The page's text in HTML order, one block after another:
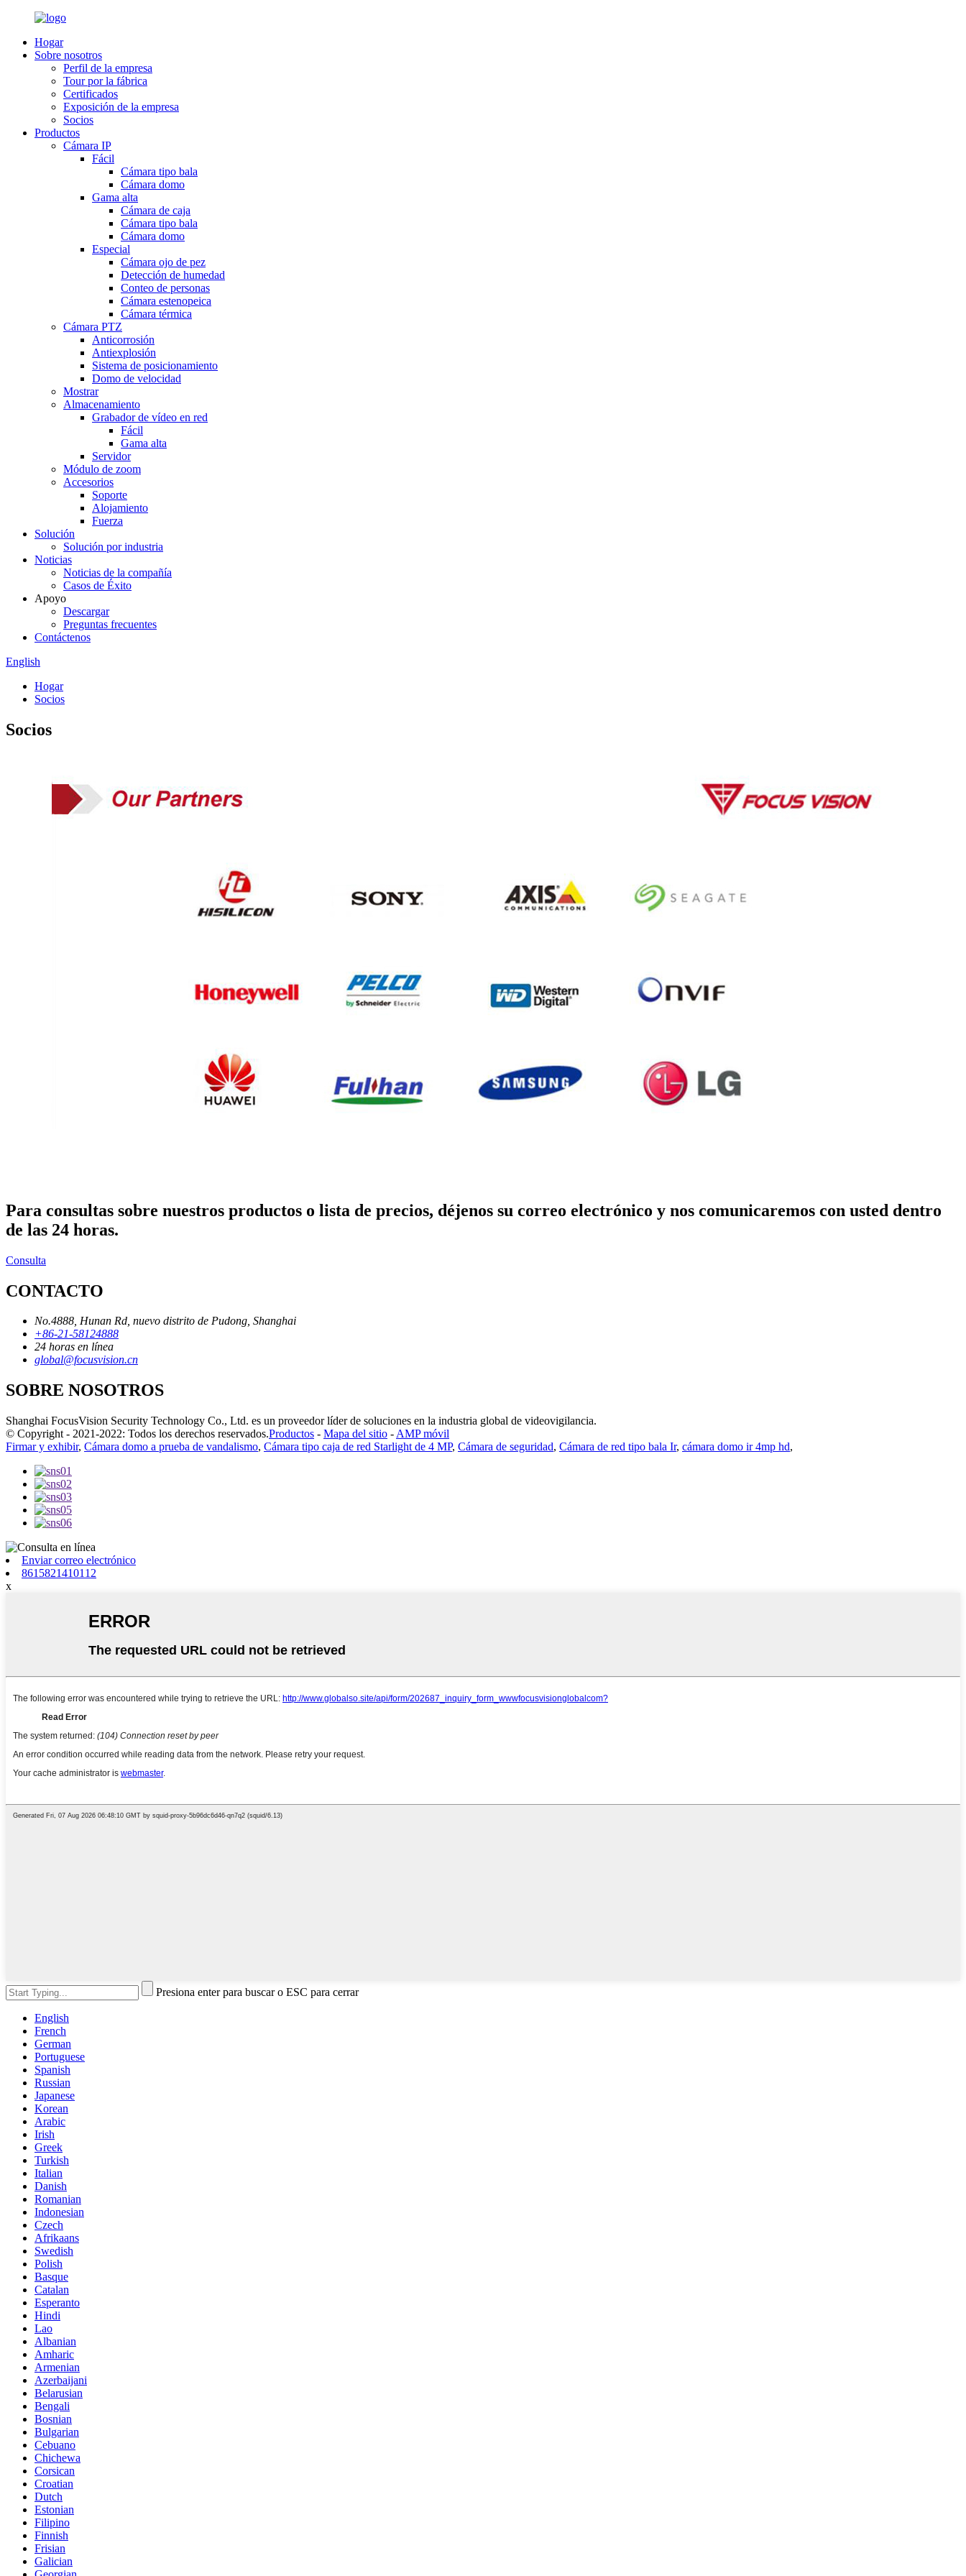
Hogar
Sobre nosotros
Perfil de la empresa
Tour por la fábrica
Certificados
Exposición de la empresa
Socios
Productos
Cámara IP
Fácil
Cámara tipo bala
Cámara domo
Gama alta
Cámara de caja
Cámara tipo bala
Cámara domo
Especial
Cámara ojo de pez
Detección de humedad
Conteo de personas
Cámara estenopeica
Cámara térmica
Cámara PTZ
Anticorrosión
Antiexplosión
Sistema de posicionamiento
Domo de velocidad
Mostrar
Almacenamiento
Grabador de vídeo en red
Fácil
Gama alta
Servidor
Módulo de zoom
Accesorios
Soporte
Alojamiento
Fuerza
Solución
Solución por industria
Noticias
Noticias de la compañía
Casos de Éxito
Apoyo
Descargar
Preguntas frecuentes
Contáctenos
English
Hogar
Socios
Socios
Para consultas sobre nuestros productos o lista de precios, déjenos su correo electrónico y nos comunicaremos con usted dentro
de las 24 horas.
Consulta
CONTACTO
No.4888, Hunan Rd, nuevo distrito de Pudong, Shanghai
+86-21-58124888
24 horas en línea
global@focusvision.cn
SOBRE NOSOTROS
Shanghai FocusVision Security Technology Co., Ltd. es un proveedor líder de soluciones en la industria global de videovigilancia.
© Copyright - 2021-2022: Todos los derechos reservados.Productos - Mapa del sitio - AMP móvil
Firmar y exhibir, Cámara domo a prueba de vandalismo, Cámara tipo caja de red Starlight de 4 MP, Cámara de seguridad, Cámara de red tipo bala Ir, cámara domo ir 4mp hd,
Enviar correo electrónico
8615821410112
x
Presiona enter para buscar o ESC para cerrar
English
French
German
Portuguese
Spanish
Russian
Japanese
Korean
Arabic
Irish
Greek
Turkish
Italian
Danish
Romanian
Indonesian
Czech
Afrikaans
Swedish
Polish
Basque
Catalan
Esperanto
Hindi
Lao
Albanian
Amharic
Armenian
Azerbaijani
Belarusian
Bengali
Bosnian
Bulgarian
Cebuano
Chichewa
Corsican
Croatian
Dutch
Estonian
Filipino
Finnish
Frisian
Galician